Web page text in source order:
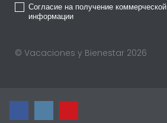
Согласие на получение коммерческой
информации
© Vacaciones y Bienestar 2026